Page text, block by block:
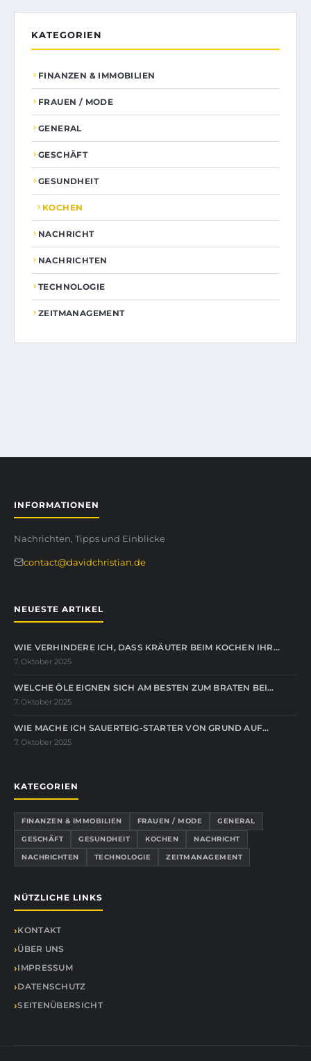
KATEGORIEN
FINANZEN & IMMOBILIEN
FRAUEN / MODE
GENERAL
GESCHÄFT
GESUNDHEIT
KOCHEN
NACHRICHT
NACHRICHTEN
TECHNOLOGIE
ZEITMANAGEMENT
INFORMATIONEN
Nachrichten, Tipps und Einblicke
contact@davidchristian.de
NEUESTE ARTIKEL
WIE VERHINDERE ICH, DASS KRÄUTER BEIM KOCHEN IHR…
7. Oktober 2025
WELCHE ÖLE EIGNEN SICH AM BESTEN ZUM BRATEN BEI…
7. Oktober 2025
WIE MACHE ICH SAUERTEIG-STARTER VON GRUND AUF…
7. Oktober 2025
KATEGORIEN
FINANZEN & IMMOBILIEN FRAUEN / MODE
GENERAL
GESCHÄFT
GESUNDHEIT KOCHEN
NACHRICHT
NACHRICHTEN
TECHNOLOGIE ZEITMANAGEMENT
NÜTZLICHE LINKS
KONTAKT
ÜBER UNS
IMPRESSUM
DATENSCHUTZ
SEITENÜBERSICHT